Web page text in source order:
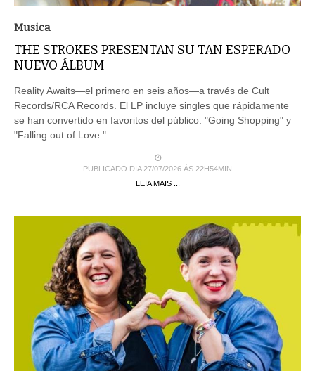
Musica
THE STROKES PRESENTAN SU TAN ESPERADO
NUEVO ÁLBUM
Reality Awaits—el primero en seis años—a través de Cult
Records/RCA Records. El LP incluye singles que rápidamente
se han convertido en favoritos del público: "Going Shopping" y
"Falling out of Love." .
PUBLICADO DIA 27/07/2026 ÀS 22H54MIN
LEIA MAIS ...